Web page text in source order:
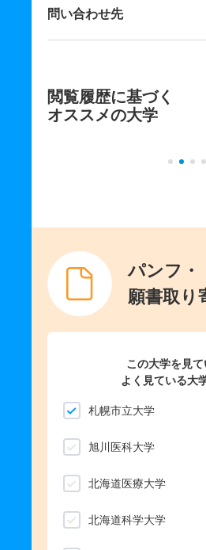
問い合わせ先
閲覧履歴に基づく
オススメの大学
パンフ・
願書取り
この大学を見て
よく見ている大
札幌市立大学
旭川医科大学
北海道医療大学
北海道科学大学